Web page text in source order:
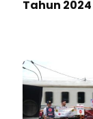
Tahun 2024